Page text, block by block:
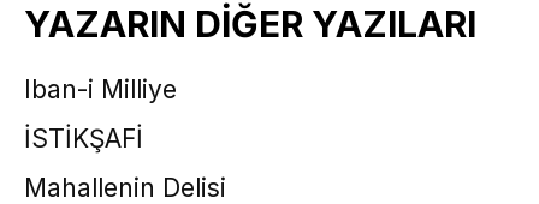
YAZARIN DİĞER YAZILARI
Iban-i Milliye
İSTİKŞAFİ
Mahallenin Delisi